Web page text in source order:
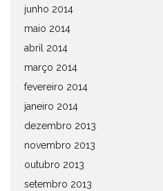
junho 2014
maio 2014
abril 2014
março 2014
fevereiro 2014
janeiro 2014
dezembro 2013
novembro 2013
outubro 2013
setembro 2013